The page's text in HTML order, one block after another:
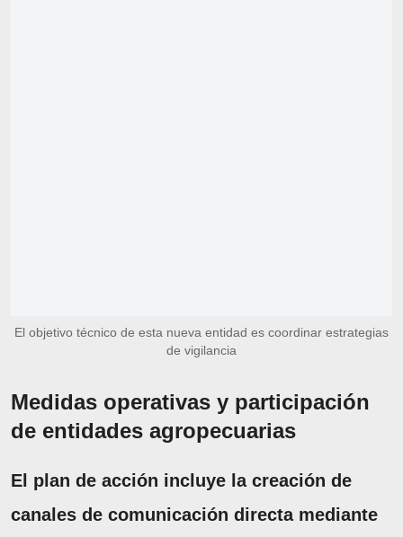
El objetivo técnico de esta nueva entidad es coordinar estrategias
de vigilancia
Medidas operativas y participación
de entidades agropecuarias
El plan de acción incluye la creación de
canales de comunicación directa mediante